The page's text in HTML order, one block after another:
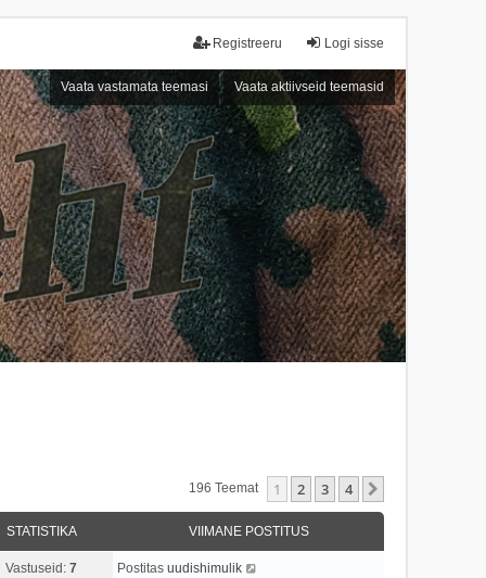
Logi sisse
Registreeru
Vaata vastamata teemasi Vaata aktiivseid teemasid
196 Teemat 1 2 3 4
STATISTIKA VIIMANE POSTITUS
Vastuseid: 7
Postitas uudishimulik